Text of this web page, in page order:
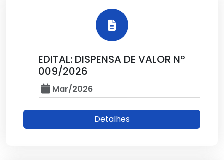
EDITAL: DISPENSA DE VALOR Nº
009/2026
Mar/2026
Detalhes